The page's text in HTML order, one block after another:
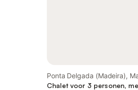
Ponta Delgada (Madeira),
Chalet voor 3 personen,